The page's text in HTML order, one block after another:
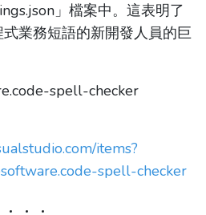
」檔案中。這表明了
業務短語的新開發人員的巨
spell-checker
items?
spell-checker